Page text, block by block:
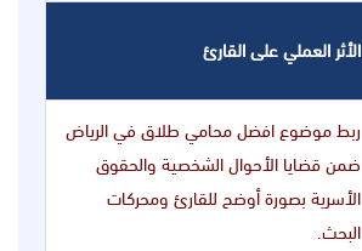
الأثر العملي على القارئ
ربط موضوع افضل محامي طلاق في الرياض
ضمن قضايا الأحوال الشخصية والحقوق
الأسرية بصورة أوضح للقارئ ومحركات
البحث.